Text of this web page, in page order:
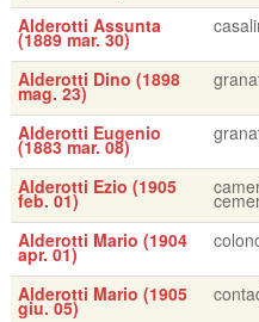
Alderotti Assunta
(1889 mar. 30)
Alderotti Dino (1898
mag. 23)
Alderotti Eugenio
(1883 mar. 08)
Alderotti Ezio (1905
feb. 01)
Alderotti Mario (1904
apr. 01)
Alderotti Mario (1905
giu. 05)